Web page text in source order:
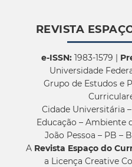
REVISTA
e-ISSN:1983-1579 |
Universidade
Grupo de Estudos e
Cidade Universitária
Educação – Ambiente
João Pessoa – PB –
A Revista Espaço do
a Licença Creative